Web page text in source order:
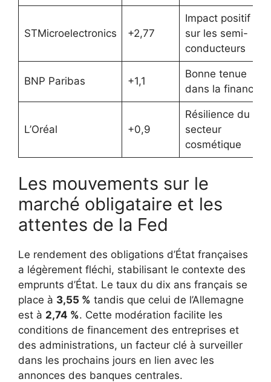
STMicroelectronics +2,77
Impact positif
sur les semi-
conducteurs
BNP Paribas +1,1
Bonne tenue
dans la finance
L’Oréal +0,9
Résilience du
secteur
cosmétique
Les mouvements sur le
marché obligataire et les
attentes de la Fed
Le rendement des obligations d’État françaises
a légèrement fléchi, stabilisant le contexte des
emprunts d’État. Le taux du dix ans français se
place à 3,55 % tandis que celui de l’Allemagne
est à 2,74 %. Cette modération facilite les
conditions de financement des entreprises et
des administrations, un facteur clé à surveiller
dans les prochains jours en lien avec les
annonces des banques centrales.